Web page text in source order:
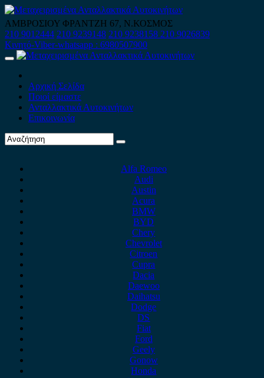
Skip
to
content
ΑΜΒΡΟΣΙΟΥ ΦΡΑΝΤΖΗ 67, Ν.ΚΟΣΜΟΣ
210 9012444 210 9239148 210 9238158 210 9026839
Κινητό-Viber-whatsapp : 6980507900
Primary
Αρχική Σελίδα
Ποιοί είμαστε
Ανταλλακτικά Αυτοκινήτων
Επικοινωνία
Alfa Romeo
Audi
Austin
Acura
BMW
BYD
Chery
Chevrolet
Citroen
Cupra
Dacia
Daewoo
Daihatsu
Dodge
DS
Fiat
Ford
Geely
Gonow
Honda